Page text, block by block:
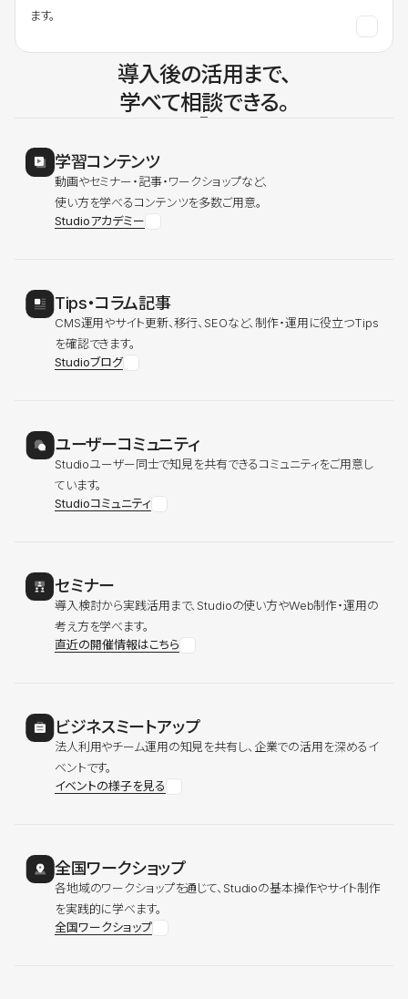
ます。
導入後の活用まで、
学べて相談できる。
学習コンテンツ
動画やセミナー・記事・ワークショップなど、
使い方を学べるコンテンツを多数ご用意。
Studioアカデミー
Tips・コラム記事
CMS運用やサイト更新、移行、SEOなど、制作・運用に役立つTips
を確認できます。
Studioブログ
ユーザーコミュニティ
Studioユーザー同士で知見を共有できるコミュニティをご用意し
ています。
Studioコミュニティ
セミナー
導入検討から実践活用まで、Studioの使い方やWeb制作・運用の
考え方を学べます。
直近の開催情報はこちら
ビジネスミートアップ
法人利用やチーム運用の知見を共有し、企業での活用を深めるイ
ベントです。
イベントの様子を見る
全国ワークショップ
各地域のワークショップを通じて、Studioの基本操作やサイト制作
を実践的に学べます。
全国ワークショップ